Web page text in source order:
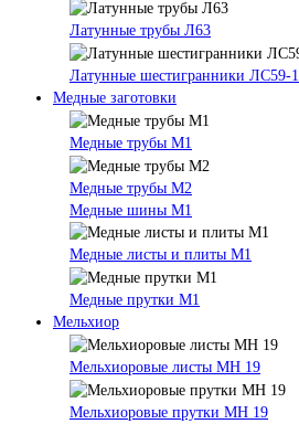
Латунные трубы Л63
Латунные шестигранники ЛС59-1
Медные заготовки
Медные трубы М1
Медные трубы М2
Медные шины М1
Медные листы и плиты М1
Медные прутки М1
Мельхиор
Мельхиоровые листы МН 19
Мельхиоровые прутки МН 19